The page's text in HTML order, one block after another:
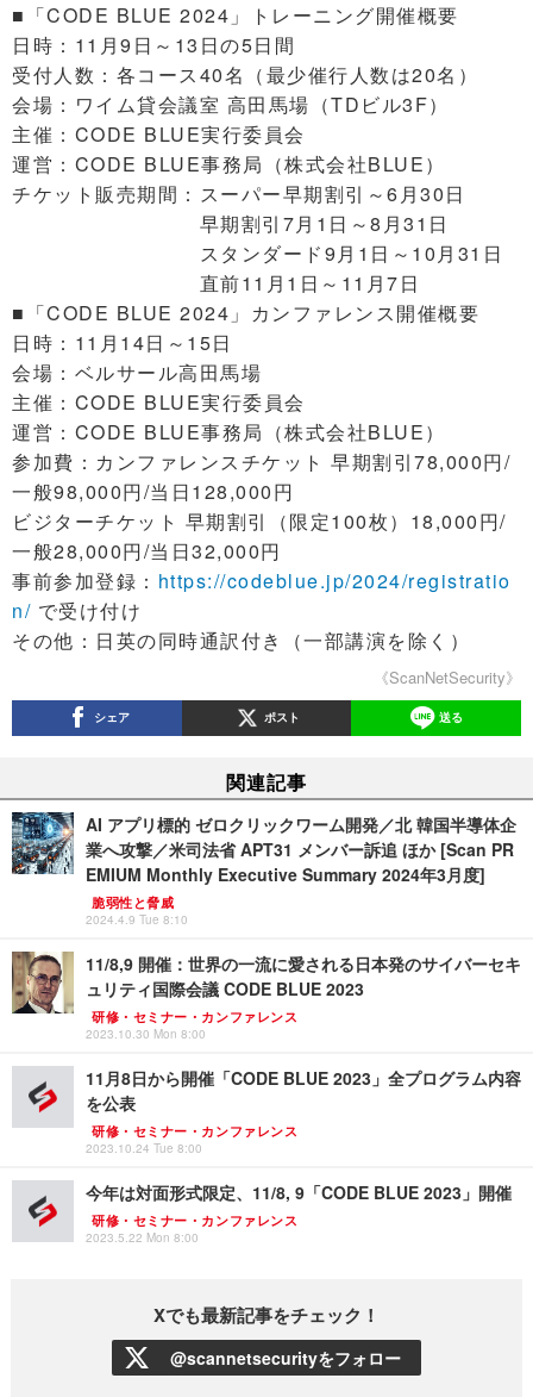
■「CODE BLUE 2024」トレーニング開催概要
日時：11月9日～13日の5日間
受付人数：各コース40名（最少催行人数は20名）
会場：ワイム貸会議室 高田馬場（TDビル3F）
主催：CODE BLUE実行委員会
運営：CODE BLUE事務局（株式会社BLUE）
チケット販売期間：スーパー早期割引～6月30日
早期割引7月1日～8月31日
スタンダード9月1日～10月31日
直前11月1日～11月7日
■「CODE BLUE 2024」カンファレンス開催概要
日時：11月14日～15日
会場：ベルサール高田馬場
主催：CODE BLUE実行委員会
運営：CODE BLUE事務局（株式会社BLUE）
参加費：カンファレンスチケット 早期割引78,000円/
一般98,000円/当日128,000円
ビジターチケット 早期割引（限定100枚）18,000円/
一般28,000円/当日32,000円
事前参加登録： https://codeblue.jp/2024/registratio
n/ で受け付け
その他：日英の同時通訳付き（一部講演を除く）
《ScanNetSecurity》
シェア ポスト 送る
関連記事
AI アプリ標的 ゼロクリックワーム開発／北 韓国半導体企
業へ攻撃／米司法省 APT31 メンバー訴追 ほか [Scan PR
EMIUM Monthly Executive Summary 2024年3月度]
脆弱性と脅威
2024.4.9 Tue 8:10
11/8,9 開催：世界の一流に愛される日本発のサイバーセキ
ュリティ国際会議 CODE BLUE 2023
研修・セミナー・カンファレンス
2023.10.30 Mon 8:00
11月8日から開催「CODE BLUE 2023」全プログラム内容
を公表
研修・セミナー・カンファレンス
2023.10.24 Tue 8:00
今年は対面形式限定、11/8, 9「CODE BLUE 2023」開催
研修・セミナー・カンファレンス
2023.5.22 Mon 8:00
Xでも最新記事をチェック！
@scannetsecurityをフォロー